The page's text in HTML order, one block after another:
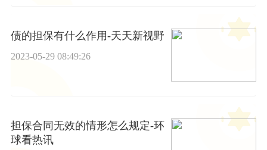
债的担保有什么作用-天天新视野
2023-05-29 08:49:26
担保合同无效的情形怎么规定-环
球看热讯